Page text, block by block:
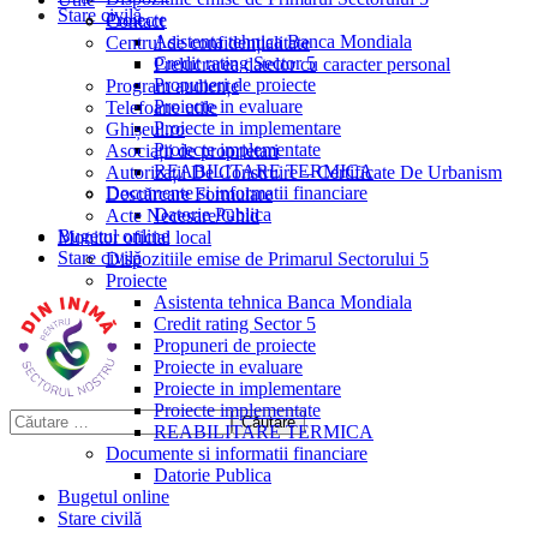
Stare civilă
Proiecte
Asistenta tehnica Banca Mondiala
Credit rating Sector 5
Propuneri de proiecte
Proiecte in evaluare
Proiecte in implementare
Proiecte implementate
REABILITARE TERMICA
Documente si informatii financiare
Datorie Publica
Bugetul online
Stare civilă
Contact
Centrul de confidențialitate
Prelucrarea datelor cu caracter personal
Program audiențe
Telefoane utile
Ghișeul.ro
Asociații de proprietari
Autorizații De Construire – Certificate De Urbanism
Descărcare Formulare
Acte Necesare/Ghid
Monitor oficial local
Dispozitiile emise de Primarul Sectorului 5
Proiecte
Asistenta tehnica Banca Mondiala
Credit rating Sector 5
Propuneri de proiecte
Proiecte in evaluare
Proiecte in implementare
Proiecte implementate
REABILITARE TERMICA
Documente si informatii financiare
Datorie Publica
Bugetul online
Stare civilă